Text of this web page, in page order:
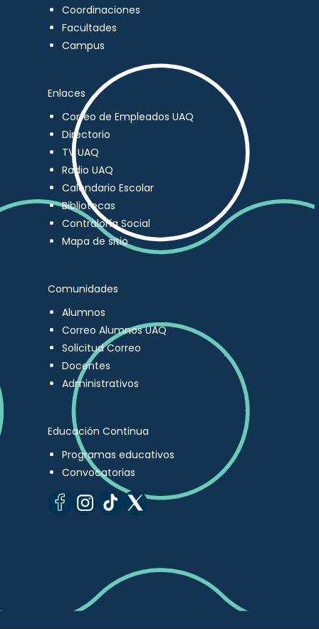
Coordinaciones
Facultades
Campus
Enlaces
Correo de Empleados UAQ
Directorio
TV UAQ
Radio UAQ
Calendario Escolar
Bibliotecas
Contraloría Social
Mapa de sitio
Comunidades
Alumnos
Correo Alumnos UAQ
Solicitud Correo
Docentes
Administrativos
Educación Continua
Programas educativos
Convocatorias